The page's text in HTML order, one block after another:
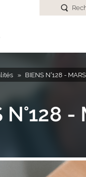
BIENS N°128 -
N°128